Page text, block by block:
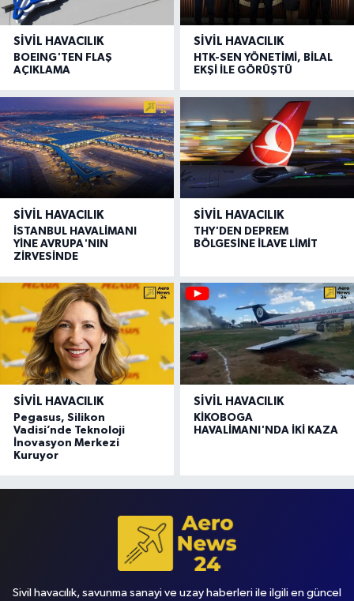
SIVIL HAVACILIK
BOEING'TEN FLAŞ
AÇIKLAMA
SIVIL HAVACILIK
HTK-SEN YÖNETİMİ, BİLAL
EKŞİ İLE GÖRÜŞTÜ
SIVIL HAVACILIK
İSTANBUL HAVALİMANI
YİNE AVRUPA'NIN
ZİRVESİNDE
SIVIL HAVACILIK
THY'DEN DEPREM
BÖLGESİNE İLAVE LİMİT
SIVIL HAVACILIK
Pegasus, Silikon
Vadisi’nde Teknoloji
İnovasyon Merkezi
Kuruyor
SIVIL HAVACILIK
KİKOBOGA
HAVALİMANI'NDA İKİ KAZA
Sivil havacılık, savunma sanayi ve uzay haberleri ile ilgili en güncel